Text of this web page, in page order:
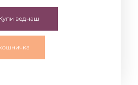
веднаш